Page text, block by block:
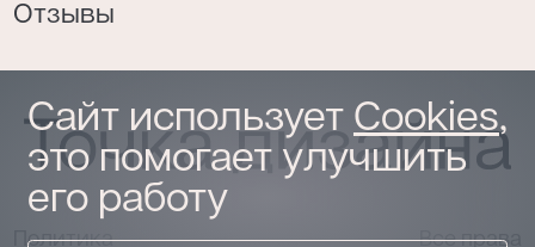
Отзывы
Политика Все права
Сайт использует Cookies,
это помогает улучшить
его работу